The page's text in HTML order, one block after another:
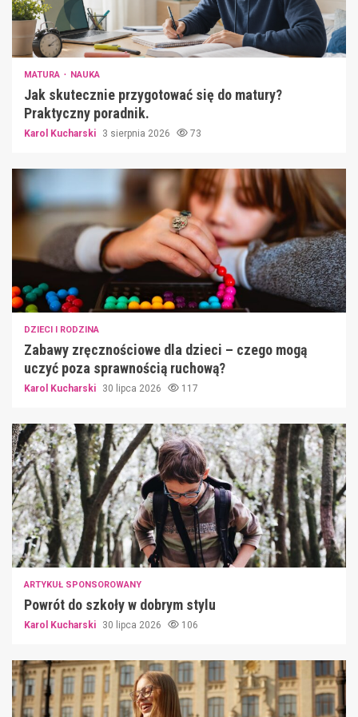
MATURA NAUKA
Jak skutecznie przygotować się do matury?
Praktyczny poradnik.
Karol Kucharski 3 sierpnia 2026 73
DZIECI I RODZINA
Zabawy zręcznościowe dla dzieci – czego mogą
uczyć poza sprawnością ruchową?
Karol Kucharski 30 lipca 2026 117
ARTYKUŁ SPONSOROWANY
Powrót do szkoły w dobrym stylu
Karol Kucharski 30 lipca 2026 106